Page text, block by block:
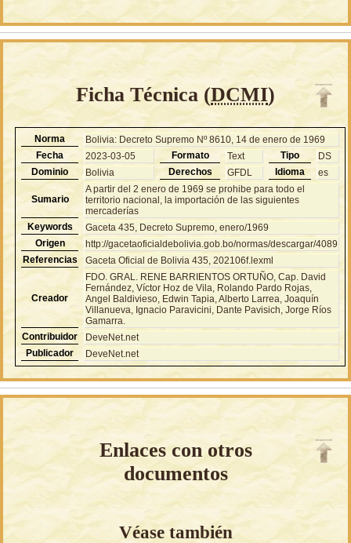
Ficha Técnica (DCMI)
Norma
Bolivia: Decreto Supremo Nº 8610, 14 de enero de 1969
Fecha
2023-03-05 Formato Text Tipo
DS
Dominio
Bolivia Derechos GFDL Idioma es
Sumario
A partir del 2 enero de 1969 se prohibe para todo el
territorio nacional, la importación de las siguientes
mercaderías
Keywords
Gaceta 435, Decreto Supremo, enero/1969
Origen
http://gacetaoficialdebolivia.gob.bo/normas/descargar/4089
Referencias
Gaceta Oficial de Bolivia 435, 202106f.lexml
Creador
FDO. GRAL. RENE BARRIENTOS ORTUÑO, Cap. David
Fernández, Víctor Hoz de Vila, Rolando Pardo Rojas,
Angel Baldivieso, Edwin Tapia, Alberto Larrea, Joaquín
Villanueva, Ignacio Paravicini, Dante Pavisich, Jorge Ríos
Gamarra.
Contribuidor
DeveNet.net
Publicador
DeveNet.net
Enlaces con otros
documentos
Véase también